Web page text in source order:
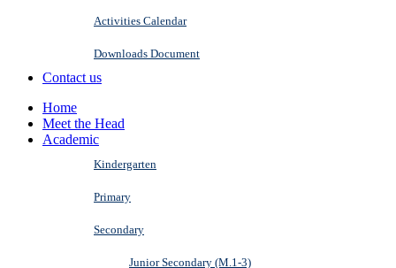
Activities Calendar
Downloads Document
Contact us
Home
Meet the Head
Academic
Kindergarten
Primary
Secondary
Junior Secondary (M.1-3)